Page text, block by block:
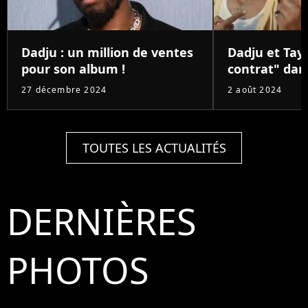
Dadju : un million de ventes
pour son album !
27 décembre 2024
Dadju et
contrat"
2 août 2024
TOUTES LES ACTUALITÉS
DERNIÈRES
PHOTOS